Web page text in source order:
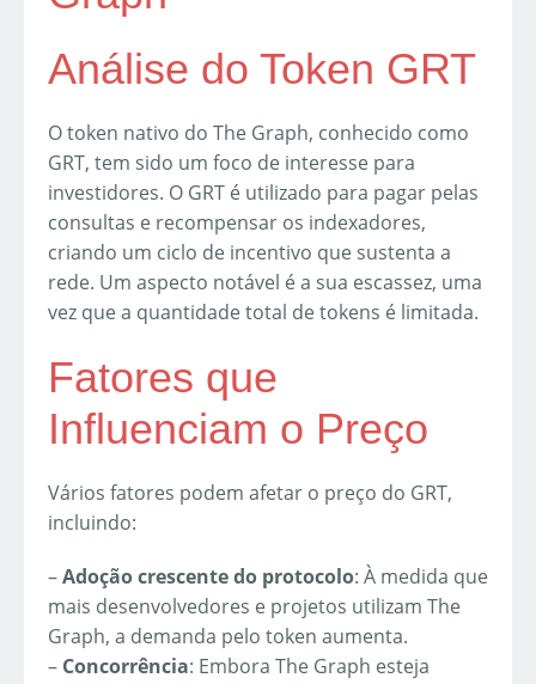
Análise do Token GRT
O token nativo do The Graph, conhecido como
GRT, tem sido um foco de interesse para
investidores. O GRT é utilizado para pagar pelas
consultas e recompensar os indexadores,
criando um ciclo de incentivo que sustenta a
rede. Um aspecto notável é a sua escassez, uma
vez que a quantidade total de tokens é limitada.
Fatores que
Influenciam o Preço
Vários fatores podem afetar o preço do GRT,
incluindo:
–Adoção crescente do protocolo: À medida que
mais desenvolvedores e projetos utilizam The
Graph, a demanda pelo token aumenta.
– Concorrência: Embora The Graph esteja